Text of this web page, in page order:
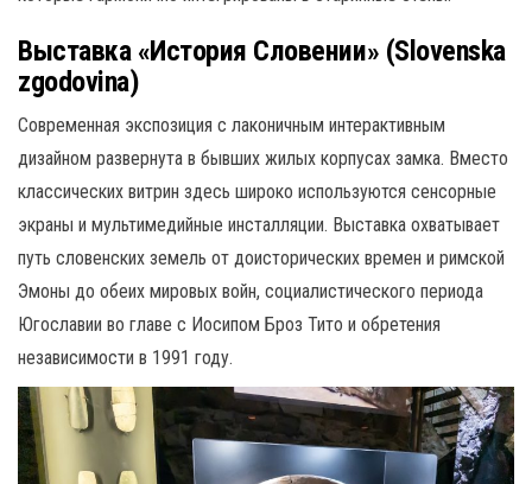
Выставка «История Словении» (Slovenska
zgodovina)
Современная экспозиция с лаконичным интерактивным
дизайном развернута в бывших жилых корпусах замка. Вместо
классических витрин здесь широко используются сенсорные
экраны и мультимедийные инсталляции. Выставка охватывает
путь словенских земель от доисторических времен и римской
Эмоны до обеих мировых войн, социалистического периода
Югославии во главе с Иосипом Броз Тито и обретения
независимости в 1991 году.